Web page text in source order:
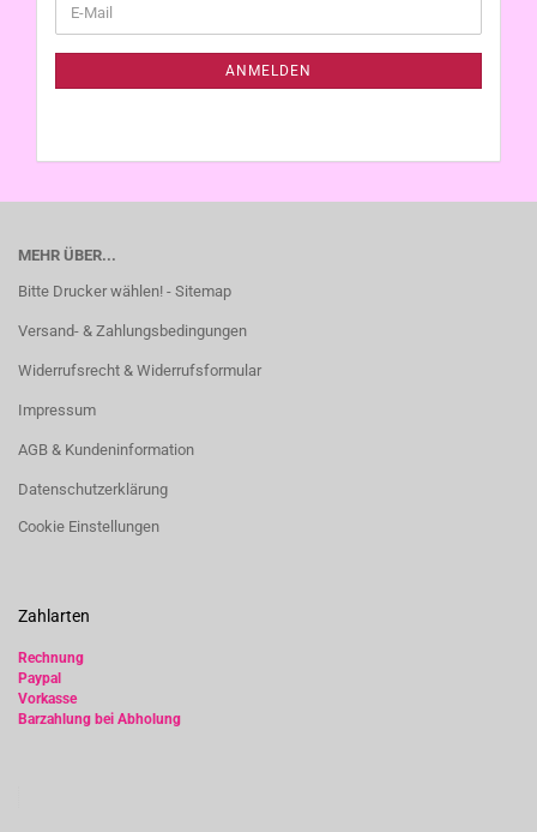
ZUR
E-
Mail
ANMELDEN
MEHR ÜBER...
Bitte Drucker wählen! - Sitemap
Versand- & Zahlungsbedingungen
Widerrufsrecht & Widerrufsformular
Impressum
AGB & Kundeninformation
Datenschutzerklärung
Cookie Einstellungen
Zahlarten
Rechnung
Paypal
Vorkasse
Barzahlung bei Abholung